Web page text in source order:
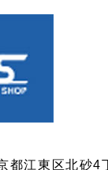
江東区北砂4